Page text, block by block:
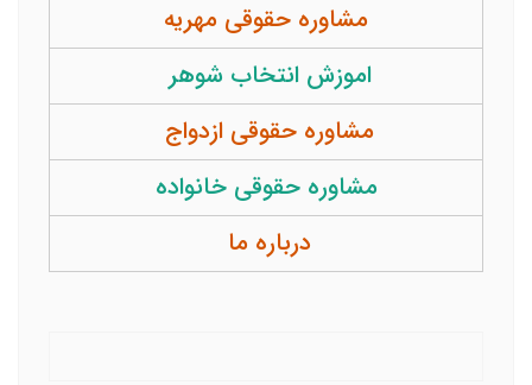
مشاوره حقوقی مهریه
اموزش انتخاب شوهر
مشاوره حقوقی ازدواج
مشاوره حقوقی خانواده
درباره ما